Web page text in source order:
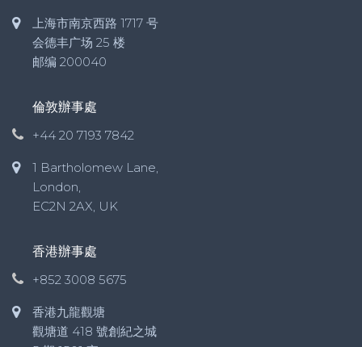
上海市南京西路 1717 号
会德丰广场 25 楼
邮编 200040
倫敦辦事處
+44 20 7193 7842
1 Bartholomew Lane,
London,
EC2N 2AX, UK
香港辦事處
+852 3008 5675
香港九龍觀塘
觀塘道 418 號創紀之城